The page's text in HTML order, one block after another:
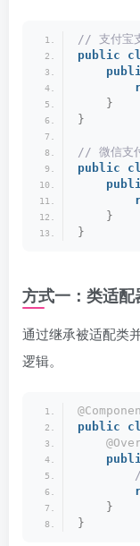
// 支付宝
public
}
}
// 微信支
public
}
}
方式一：类适配
通过继承被适配类
逻辑。
public
}
}